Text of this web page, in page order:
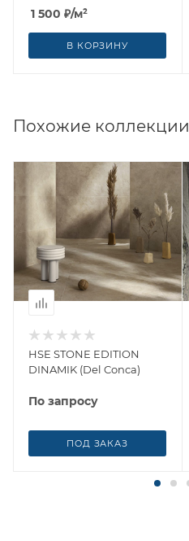
1 500 ₽/м²
В КОРЗИНУ
Похожие коллекции
HSE STONE EDITION
DINAMIK (Del Conca)
По запросу
ПОД ЗАКАЗ